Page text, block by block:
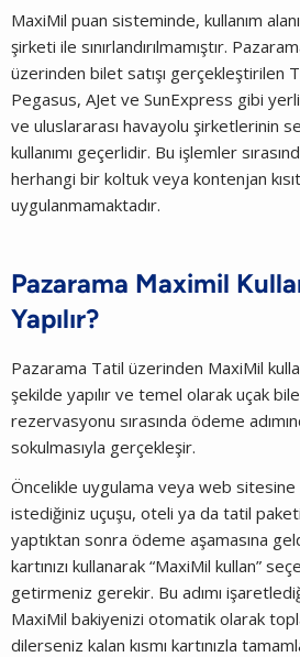
MaxiMil puan sisteminde, kullanım
şirketi ile sınırlandırılmamıştır.
üzerinden bilet satışı gerçekleştirilen
Pegasus, AJet ve SunExpress gibi yerli
ve uluslararası havayolu şirketlerinin
kullanımı geçerlidir. Bu işlemler
herhangi bir koltuk veya kontenjan
uygulanmamaktadır.
Pazarama Maximil
Yapılır?
Pazarama Tatil üzerinden MaxiMil
şekilde yapılır ve temel olarak uçak
rezervasyonu sırasında ödeme
sokulmasıyla gerçekleşir.
Öncelikle uygulama veya web
istediğiniz uçuşu, oteli ya da tatil
yaptıktan sonra ödeme aşamasına
kartınızı kullanarak “MaxiMil kullan”
getirmeniz gerekir. Bu adımı
MaxiMil bakiyenizi otomatik olarak
dilerseniz kalan kısmı kartınızla